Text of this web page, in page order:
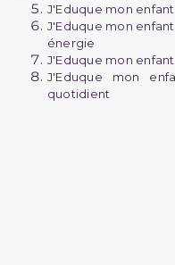
J'Eduque mon
J'Eduque mon
énergie
J'Eduque mon
J'Eduque mon
quotidient